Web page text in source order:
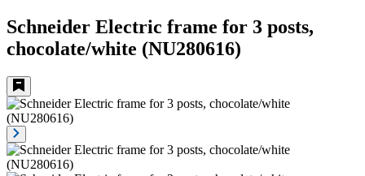
Schneider Electric frame for 3 posts,
chocolate/white (NU280616)